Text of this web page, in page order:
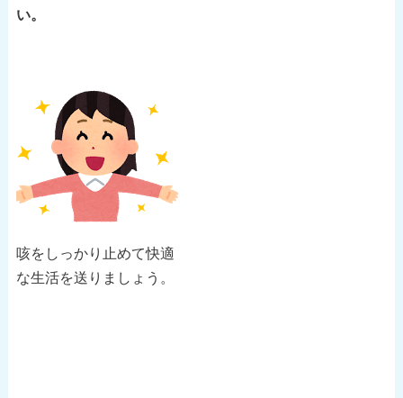
い。
咳をしっかり止めて快適
な生活を送りましょう。